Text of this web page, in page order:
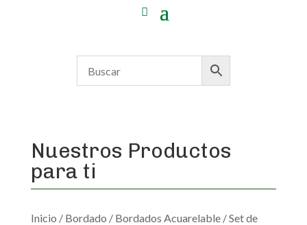
Nuestros Productos
para ti
Inicio / Bordado / Bordados Acuarelable/ Set de